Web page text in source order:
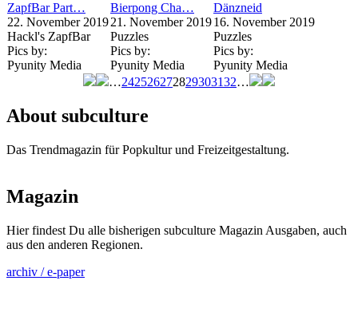
ZapfBar Part…
22. November 2019
Hackl's ZapfBar
Pics by:
Pyunity Media
Bierpong Cha…
21. November 2019
Puzzles
Pics by:
Pyunity Media
Dänzneid
16. November 2019
Puzzles
Pics by:
Pyunity Media
…242526272829303132…
About subculture
Das Trendmagazin für Popkultur und Freizeitgestaltung.
Magazin
Hier findest Du alle bisherigen subculture Magazin Ausgaben, auch
aus den anderen Regionen.
archiv / e-paper